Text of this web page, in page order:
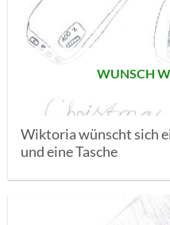
WUNSCH
Wiktoria wünscht sich
und eine Tasche